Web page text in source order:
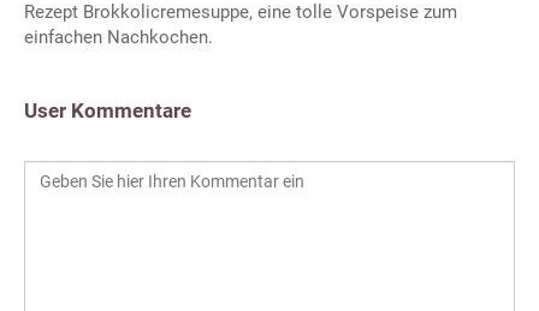
Rezept Brokkolicremesuppe, eine tolle Vorspeise zum
einfachen Nachkochen.
User Kommentare